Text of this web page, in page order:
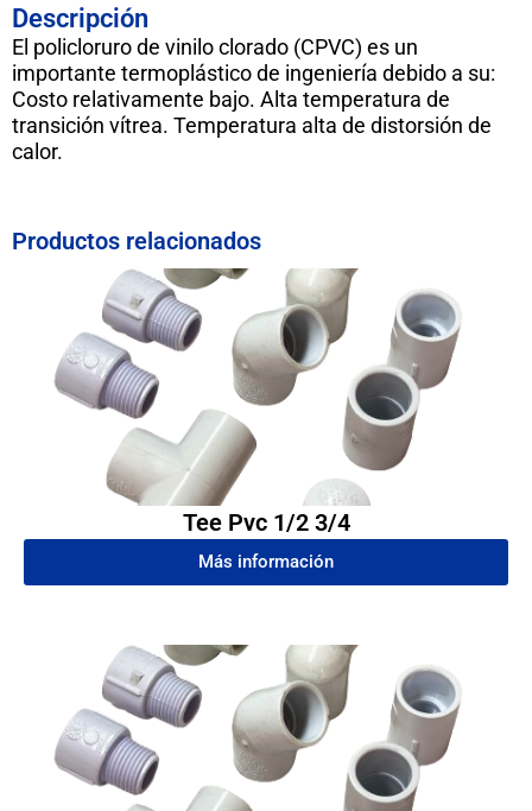
Descripción
El policloruro de vinilo clorado (CPVC) es un
importante termoplástico de ingeniería debido a su:
Costo relativamente bajo. Alta temperatura de
transición vítrea. Temperatura alta de distorsión de
calor.
Productos relacionados
Tee Pvc 1/2 3/4
Más información